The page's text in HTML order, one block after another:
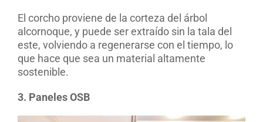
El corcho proviene de la corteza del árbol
alcornoque, y puede ser extraído sin la tala del
este, volviendo a regenerarse con el tiempo, lo
que hace que sea un material altamente
sostenible.
3. Paneles OSB